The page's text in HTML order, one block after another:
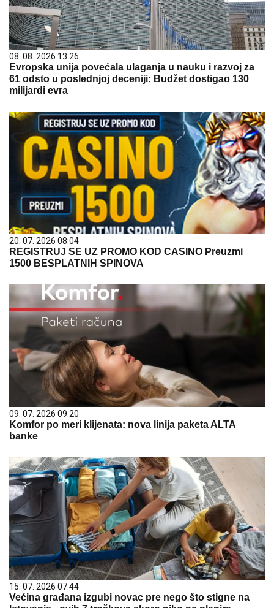
08. 08. 2026 13:26
Evropska unija povećala ulaganja u nauku i razvoj za
61 odsto u poslednjoj deceniji: Budžet dostigao 130
milijardi evra
20. 07. 2026 08:04
REGISTRUJ SE UZ PROMO KOD CASINO Preuzmi
1500 BESPLATNIH SPINOVA
09. 07. 2026 09:20
Komfor po meri klijenata: nova linija paketa ALTA
banke
15. 07. 2026 07:44
Većina građana izgubi novac pre nego što stigne na